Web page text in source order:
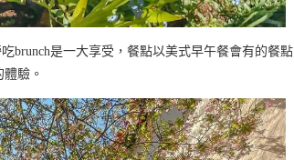
brunch是一大享受，餐點以美式早午餐會有的餐點
驗。